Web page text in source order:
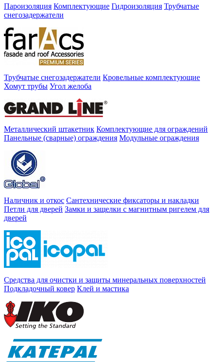
Пароизоляция Комплектующие Гидроизоляция Трубчатые
снегозадержатели
Трубчатые снегозадержатели Кровельные комплектующие
Хомут трубы Угол желоба
Металлический штакетник Комплектующие для ограждений
Панельные (сварные) ограждения Модульные ограждения
Наличник и откос Сантехнические фиксаторы и накладки
Петли для дверей Замки и защелки с магнитным ригелем для
дверей
Средства для очистки и защиты минеральных поверхностей
Подкладочный ковер Клей и мастика